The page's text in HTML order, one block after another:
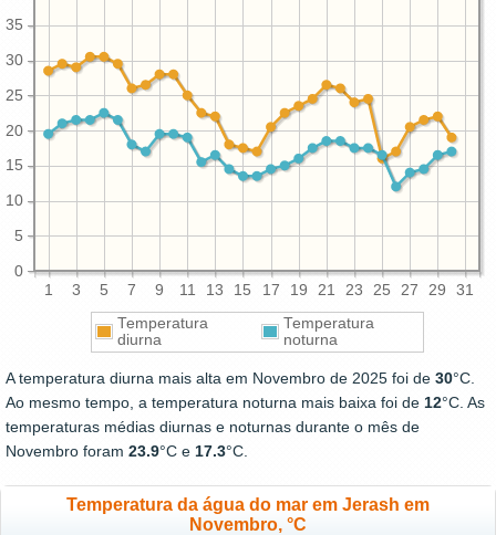
1 3 5 7 9 11 13 15 17 19 21 23 25 27 29 31
0
5
10
15
20
25
30
35
Temperatura
diurna
Temperatura
noturna
A temperatura diurna mais alta em Novembro de 2025 foi de 30°C.
Ao mesmo tempo, a temperatura noturna mais baixa foi de 12°C. As
temperaturas médias diurnas e noturnas durante o mês de
Novembro foram 23.9°C e 17.3°C.
Temperatura da água do mar em Jerash em
Novembro, °C